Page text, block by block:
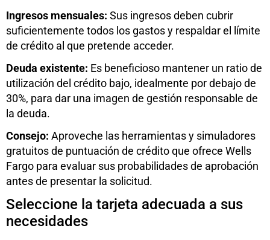
Ingresos mensuales: Sus ingresos deben cubrir
suficientemente todos los gastos y respaldar el límite
de crédito al que pretende acceder.
Deuda existente: Es beneficioso mantener un ratio de
utilización del crédito bajo, idealmente por debajo de
30%, para dar una imagen de gestión responsable de
la deuda.
Consejo: Aproveche las herramientas y simuladores
gratuitos de puntuación de crédito que ofrece Wells
Fargo para evaluar sus probabilidades de aprobación
antes de presentar la solicitud.
Seleccione la tarjeta adecuada a sus
necesidades